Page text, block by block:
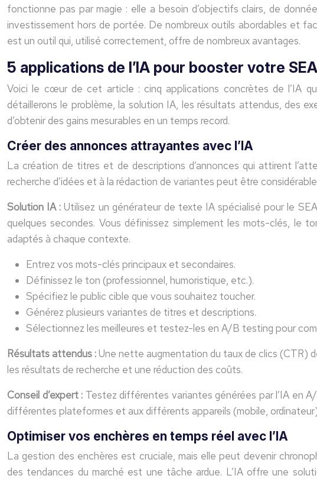
fonctionne pas par magie : elle a besoin d’objectifs clairs, de
investissement hors de portée. De nombreux outils abordables et
est un outil qui, utilisé correctement, offre de nombreux avantages.
5 applications de l’IA pour booster votre
Voici le cœur de cet article : cinq applications concrètes de l’IA
détaillerons le problème, la solution IA, les résultats attendus, des
d’obtenir des gains mesurables en un temps record.
Créer des annonces attrayantes avec l’IA
La création de titres et de descriptions d’annonces qui attirent
recherche d’idées et à la rédaction de variantes peut être
Solution IA :Utilisez un générateur de texte IA spécialisé pour le
quelques secondes. Vous définissez simplement les mots-clés,
adaptés à chaque contexte.
Entrez vos mots-clés principaux et secondaires.
Définissez le ton (professionnel, humoristique, etc.).
Spécifiez le public cible que vous souhaitez toucher.
Générez plusieurs variantes de titres et descriptions.
Sélectionnez les meilleures et testez-les en A/B testing pour
Résultats attendus :Une nette augmentation du taux de clics (CTR)
les résultats de recherche et une réduction des coûts.
Conseil d’expert : Testez différentes variantes générées par l’IA en
différentes plateformes et aux différents appareils (mobile,
Optimiser vos enchères en temps réel avec l’IA
La gestion des enchères est cruciale, mais elle peut devenir
des tendances du marché est une tâche ardue. L’IA offre une